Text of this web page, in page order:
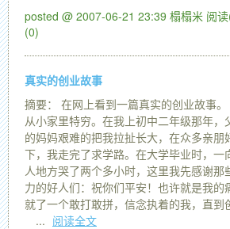
posted @ 2007-06-21 23:39 榻榻米 阅
(0)
真实的创业故事
摘要： 在网上看到一篇真实的创业故事。
从小家里特穷。在我上初中二年级那年，
的妈妈艰难的把我拉扯长大，在众多亲朋
下，我走完了求学路。在大学毕业时，一
人地方哭了两个多小时，这里我先感谢那
力的好人们：祝你们平安！也许就是我的
就了一个敢打敢拼，信念执着的我，直
... 阅读全文